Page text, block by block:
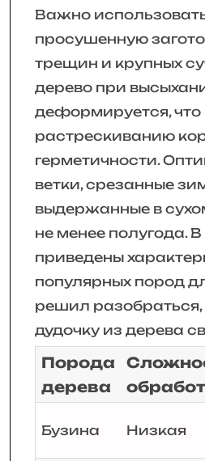
Важно
просушенную
трещин и крупных
дерево при
деформируется, что
растрескиванию
герметичности.
ветки, срезанные
выдержанные в
не менее полугода.
приведены
популярных пород
решил разобраться,
дудочку из дерева
Порода
дерева
Бузина Низкая